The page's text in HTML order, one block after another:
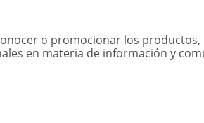
o promocionar los
en materia de información y